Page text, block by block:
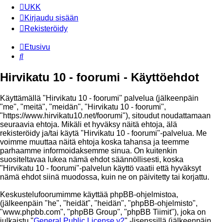
UKK
Kirjaudu sisään
Rekisteröidy
Etusivu
Etsi
Hirvikatu 10 - foorumi - Käyttöehdot
Käyttämällä "Hirvikatu 10 - foorumi" palvelua (jälkeenpäin
"me", "meitä", "meidän", "Hirvikatu 10 - foorumi",
"https://www.hirvikatu10.net/foorumi"), sitoudut noudattamaan
seuraavia ehtoja. Mikäli et hyväksy näitä ehtoja, älä
rekisteröidy ja/tai käytä "Hirvikatu 10 - foorumi"-palvelua. Me
voimme muuttaa näitä ehtoja koska tahansa ja teemme
parhaamme informoidaksemme sinua. On kuitenkin
suositeltavaa lukea nämä ehdot säännöllisesti, koska
"Hirvikatu 10 - foorumi"-palvelun käyttö vaatii että hyväksyt
nämä ehdot siinä muodossa, kuin ne on päivitetty tai korjattu.
Keskustelufoorumimme käyttää phpBB-ohjelmistoa,
(jälkeenpäin "he", "heidät", "heidän", "phpBB-ohjelmisto",
"www.phpbb.com", "phpBB Group", "phpBB Tiimit"), joka on